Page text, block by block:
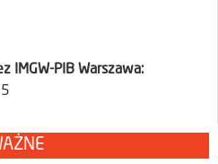
IMGW-PIB Warszawa: